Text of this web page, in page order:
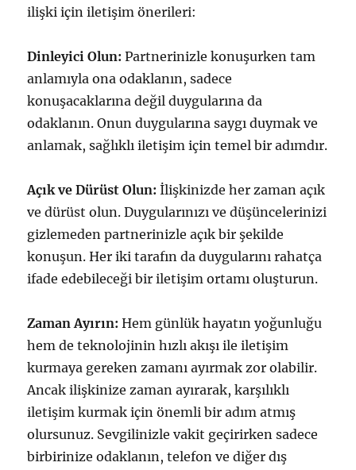
ilişki için iletişim önerileri:
Dinleyici Olun: Partnerinizle konuşurken tam
anlamıyla ona odaklanın, sadece
konuşacaklarına değil duygularına da
odaklanın. Onun duygularına saygı duymak ve
anlamak, sağlıklı iletişim için temel bir adımdır.
Açık ve Dürüst Olun: İlişkinizde her zaman açık
ve dürüst olun. Duygularınızı ve düşüncelerinizi
gizlemeden partnerinizle açık bir şekilde
konuşun. Her iki tarafın da duygularını rahatça
ifade edebileceği bir iletişim ortamı oluşturun.
Zaman Ayırın: Hem günlük hayatın yoğunluğu
hem de teknolojinin hızlı akışı ile iletişim
kurmaya gereken zamanı ayırmak zor olabilir.
Ancak ilişkinize zaman ayırarak, karşılıklı
iletişim kurmak için önemli bir adım atmış
olursunuz. Sevgilinizle vakit geçirirken sadece
birbirinize odaklanın, telefon ve diğer dış